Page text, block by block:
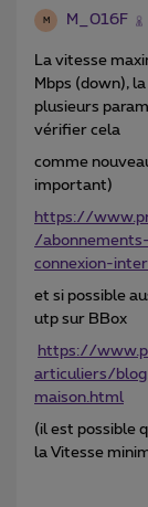
M M_016F
La vitesse
Mbps (down),
plusieurs
vérifier cela
comme
important)
https://
/
connexion-
et si possible
utp sur BBox
https://
articuliers/
maison.html
(il est possible
la Vitesse